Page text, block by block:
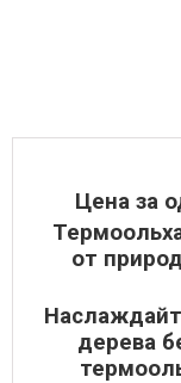
Цена за
от
дерева